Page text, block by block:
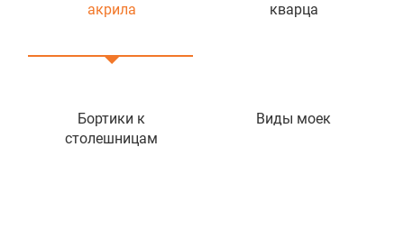
акрила
кварца
Бортики к
столешницам
Виды моек